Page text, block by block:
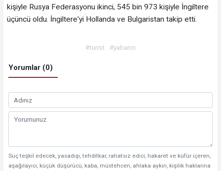
kişiyle Rusya Federasyonu ikinci, 545 bin 973 kişiyle İngiltere
üçüncü oldu. İngiltere'yi Hollanda ve Bulgaristan takip etti.
#turist #yabancı
Yorumlar (0)
Suç teşkil edecek, yasadışı, tehditkar, rahatsız edici, hakaret ve küfür içeren,
aşağılayıcı, küçük düşürücü, kaba, müstehcen, ahlaka aykırı, kişilik haklarına